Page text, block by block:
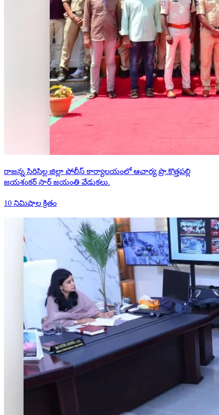
రాజన్న సిరిసిల్ల జిల్లా పోలీస్ కార్యాలయంలో ఆచార్య ప్రొ.కొత్తపల్లి
జయశంకర్ సార్ జయంతి వేడుకలు.
10 నిమిషాల క్రితం